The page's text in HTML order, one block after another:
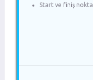
Start ve finiş